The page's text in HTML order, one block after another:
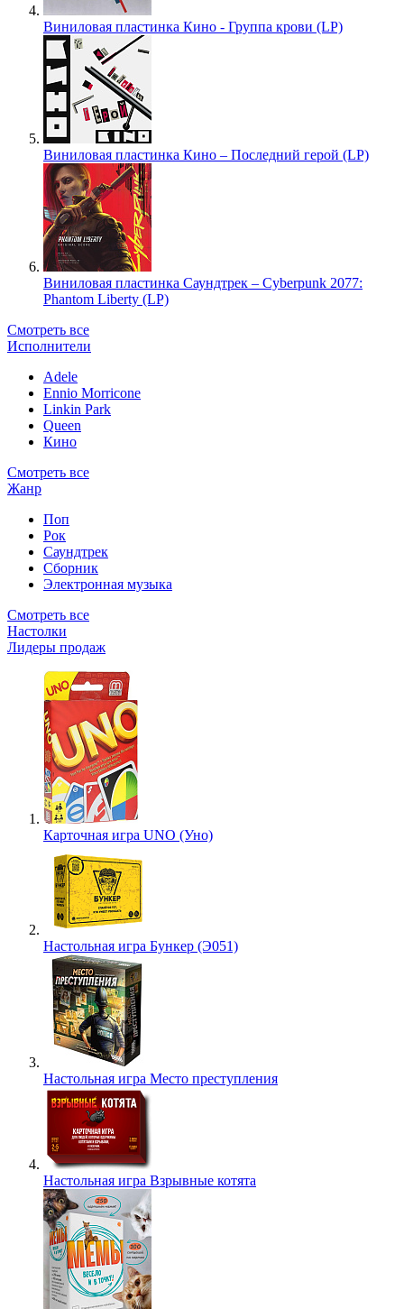
Виниловая пластинка Кино - Группа крови (LP)
Виниловая пластинка Кино – Последний герой (LP)
Виниловая пластинка Саундтрек – Cyberpunk 2077:
Phantom Liberty (LP)
Смотреть все
Исполнители
Adele
Ennio Morricone
Linkin Park
Queen
Кино
Смотреть все
Жанр
Поп
Рок
Саундтрек
Сборник
Электронная музыка
Смотреть все
Настолки
Лидеры продаж
Карточная игра UNO (Уно)
Настольная игра Бункер (Э051)
Настольная игра Место преступления
Настольная игра Взрывные котята